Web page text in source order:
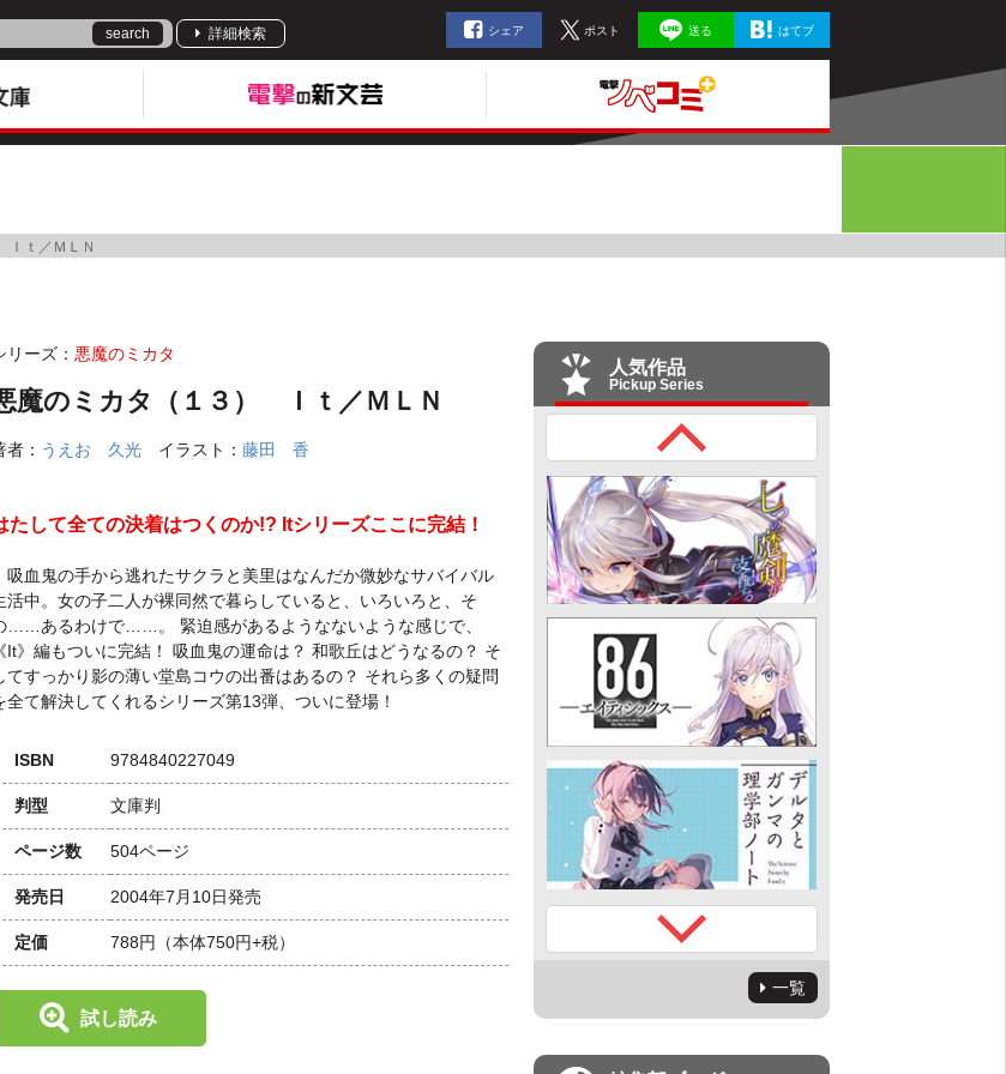
search 詳細検索 シェア ポスト 送る はてブ
ｔ／ＭＬＮ
リーズ： 悪魔のミカタ
魔のミカタ（１３） Ｉｔ／ＭＬＮ
者： うえお 久光 イラスト： 藤田 香
たして全ての決着はつくのか!? Itシリーズここに完結！
吸血鬼の手から逃れたサクラと美里はなんだか微妙なサバイバル
活中。女の子二人が裸同然で暮らしていると、いろいろと、そ
……あるわけで……。 緊迫感があるようなないような感じで、
《It》編もついに完結！ 吸血鬼の運命は？ 和歌丘はどうなるの？ そ
てすっかり影の薄い堂島コウの出番はあるの？ それら多くの疑問
全て解決してくれるシリーズ第13弾、ついに登場！
ISBN 9784840227049
判型 文庫判
ページ数 504ページ
発売日 2004年7月10日発売
定価 788円 （本体750円+税）
試し読み
人気作品
Pickup Series
一覧